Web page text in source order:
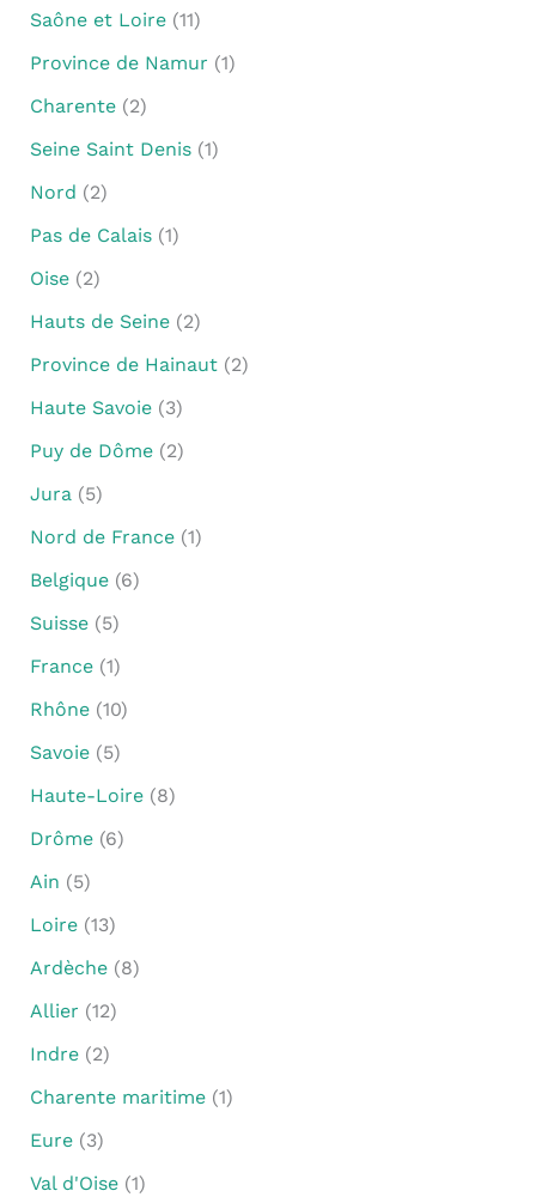
Saône et Loire(11)
Province de Namur (1)
Charente(2)
Seine Saint Denis(1)
Nord (2)
Pas de Calais(1)
Oise(2)
Hauts de Seine(2)
Province de Hainaut(2)
Haute Savoie(3)
Puy de Dôme(2)
Jura(5)
Nord de France(1)
Belgique(6)
Suisse(5)
France(1)
Rhône(10)
Savoie(5)
Haute-Loire(8)
Drôme(6)
Ain (5)
Loire(13)
Ardèche(8)
Allier (12)
Indre(2)
Charente maritime(1)
Eure(3)
Val d'Oise(1)